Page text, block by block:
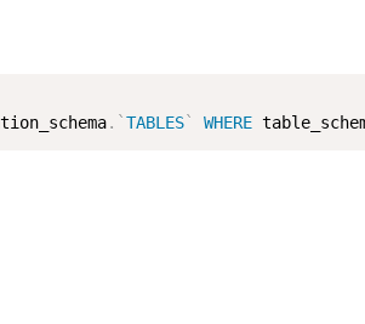
. `TABLES` WHERE